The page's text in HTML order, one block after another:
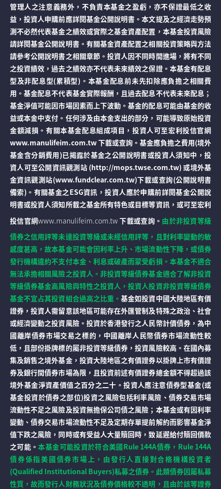
管理人之注意義務外，不負責本基金之盈虧，亦不保證最低之收
益，投資人申購前應詳閱基金公開說明書。本文提及之經濟走勢預
測不必然代表基金之績效或實際之基金資產配置，本基金投資風險
請詳閱基金公開說明書。有關基金資產配置之相關投資策略與方法
請參考公開說明書之相關章節。投資人因不同時間進場，將有不同
之投資績效，過去之績效亦不代表未來績效之保證。本基金有配息
型及非配息型(累積型)。本基金配息前未先扣除應負擔之相關費
用。基金配息不代表基金實際報酬，且過去配息不代表未來配息；
基金淨值可能因市場因素而上下波動。基金的配息可能由基金的收
益或本金中支付。任何涉及由本金支出的部分，可能導致原始投資
金額減損。有關本基金配息組成項目，投資人可至宏利投信官網
www.manulifeim.com.tw 下載或查詢。基金應負擔之費用(境外
基金含分銷費用)已揭露於基金之公開說明書或投資人須知中，投
資人可至公開資訊觀測站 (http://mops.twse.com.tw) 或境外基
金資訊觀測站(www.fundclear.com.tw)下載或查詢(公開說明書
備索)。有關基金之ESG資訊，投資人應於申購前詳閱基金公開說
明書或投資人須知所載之基金所有特色或目標等資訊，或可至宏利
投信官網www.manulifeim.com.tw下載或查詢。 由於非投資等級
債券之信用評等未達投資等級或未經信用評等，且對利率變動的敏
感度甚高，故本基金可能會因利率上升、市場流動性下降，或債券
發行機構違約不支付本金、利息或破產而蒙受虧損。本基金不適合
無法承擔相關風險之投資人。非投資等級債券基金適合了解非投資
等級債券基金高風險與特性之投資人，投資人投資非投資等級債券
基金不宜占其投資組合過高之比重。基金如投資中國大陸地區有價
證券，投資人需留意該地區可能存在外匯管制及特殊之政治、社會
或經濟變動之投資風險。投資於香港發行之人民幣計價債券，為中
國離岸債券市場交易之標的，中國離岸人民幣債券市場流動性較
低，且部份掛牌標的屬非投資等級債券，投資風險較高。在國內募
集及銷售之境外基金，投資大陸地區之有價證券以掛牌上市有價證
券及銀行間債券市場為限，且投資前述有價證券總金額不得超過該
境外基金淨資產價值之百分之二十。投資人應注意債券型基金(或
基金投資於債券之部位)投資之風險包括利率風險、債券交易市場
流動性不足之風險及投資無擔保公司債之風險；本基金或有因利率
變動、債券交易市場流動性不足及定期存單提前解約而影響基金淨
值下跌之風險，同時或有受益人大量贖回時，致延遲給付贖回價款
之可能。本基金可能投資於符合美國Rule 144A債券，Rule 144A
債券係指美國債券市場上，由發行人直接對合格機構投資者
(Qualified Institutional Buyers)私募之債券。此類債券因屬私募
性質，故而發行人財務狀況及債券價格較不透明，且由於該等證券